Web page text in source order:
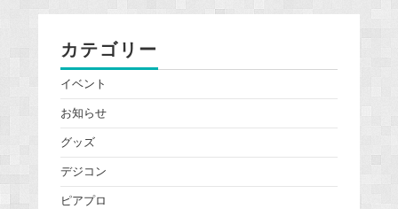
カテゴリー
イベント
お知らせ
グッズ
デジコン
ピアプロ